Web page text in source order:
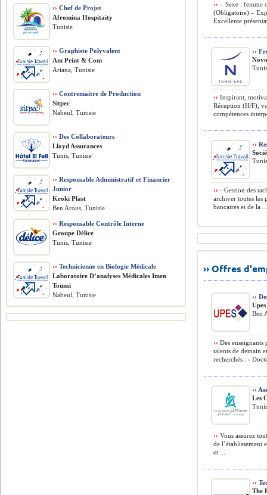
›› – Sexe : femme
(Obligatoire) –
Excellente
››
›› Inspirant,
Réception (H/F),
compétences
››
›› - Gestion des
archiver toutes les
bancaires et de la
›› Offres
››
Upes
Ben
›› Des
talents de demain
recherchés : ›
››
Les
›› Vous assurez
de l’établissement
et ...
››
The
›› Chef de Projet
Afromina Hospitaity
Tunisie
›› Graphiste Polyvalent
Am Print & Com
Ariana, Tunisie
›› Contremaitre de Production
Sitpec
Nabeul, Tunisie
›› Des Collaborateurs
Lloyd Assurances
Tunis, Tunisie
›› Responsable Administratif et Financier
Junior
Kroki Plast
Ben Arous, Tunisie
›› Responsable Contrôle Interne
Groupe Délice
Tunis, Tunisie
›› Technicienne en Biologie Médicale
Laboratoire D’analyses Médicales Imen
Tounsi
Nabeul, Tunisie